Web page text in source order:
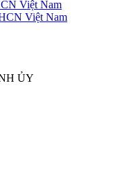
Việt Nam
Việt Nam
ỦY